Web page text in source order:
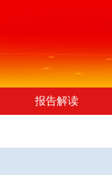
报告解读